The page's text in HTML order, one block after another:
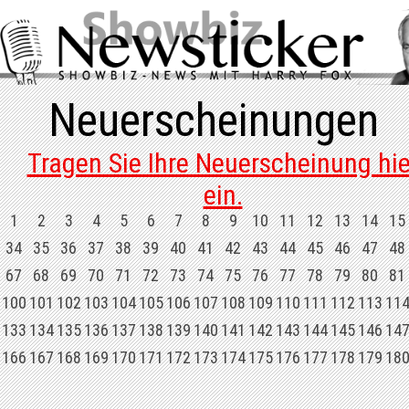
Neuerscheinungen
Tragen Sie Ihre Neuerscheinung
ein.
1 2 3 4 5 6 7 8 9 10 11 12 13 14 15
34 35 36 37 38 39 40 41 42 43 44 45 46 47 48
67 68 69 70 71 72 73 74 75 76 77 78 79 80 81
100101102103104105106107108109110111112113114
133134135136137138139140141142143144145146147
166167168169170171172173174175176177178179180